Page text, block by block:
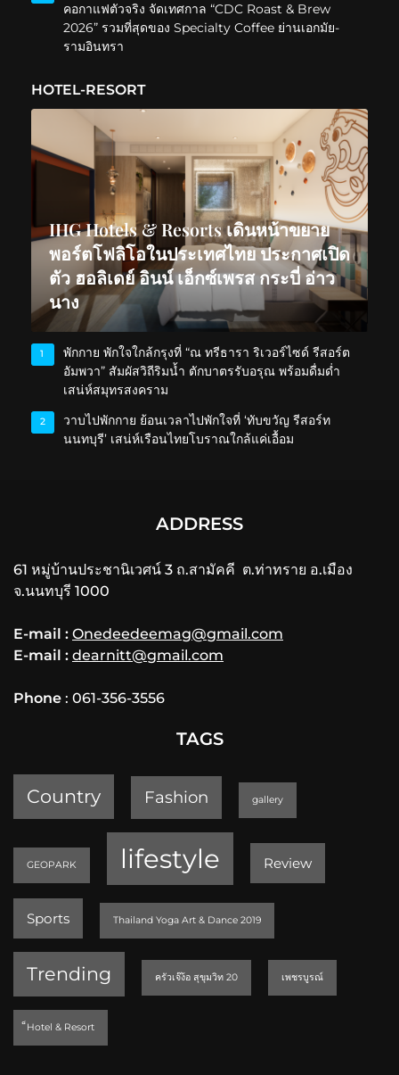
คอกาแฟตัวจริง จัดเทศกาล “CDC Roast & Brew
2026” รวมที่สุดของ Specialty Coffee ย่านเอกมัย-
รามอินทรา
HOTEL-RESORT
IHG Hotels & Resorts เดินหน้าขยาย
พอร์ตโฟลิโอในประเทศไทย ประกาศเปิด
ตัว ฮอลิเดย์ อินน์ เอ็กซ์เพรส กระบี่ อ่าว
นาง
1
พักกาย พักใจใกล้กรุงที่ “ณ ทรีธารา ริเวอร์ไซด์ รีสอร์ต
อัมพวา” สัมผัสวิถีริมน้ำ ตักบาตรรับอรุณ พร้อมดื่มด่ำ
เสน่ห์สมุทรสงคราม
2
วาบไปพักกาย ย้อนเวลาไปพักใจที่ ‘ทับขวัญ รีสอร์ท
นนทบุรี’ เสน่ห์เรือนไทยโบราณใกล้แค่เอื้อม
ADDRESS
61 หมู่บ้านประชานิเวศน์ 3 ถ.สามัคคี ต.ท่าทราย อ.เมือง
จ.นนทบุรี 1000
E-mail : Onedeedeemag@gmail.com
E-mail : dearnitt@gmail.com
Phone : 061-356-3556
TAGS
Country Fashion gallery
GEOPARK lifestyle Review
Sports Thailand Yoga Art & Dance 2019
Trending ครัวเจ๊ง้อ สุขุมวิท 20 เพชรบูรณ์
็Hotel & Resort